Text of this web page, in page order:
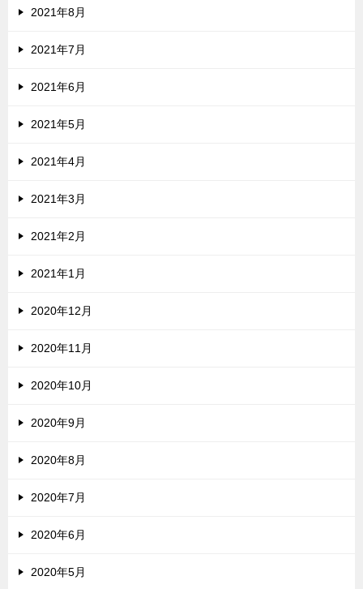
2021年8月
2021年7月
2021年6月
2021年5月
2021年4月
2021年3月
2021年2月
2021年1月
2020年12月
2020年11月
2020年10月
2020年9月
2020年8月
2020年7月
2020年6月
2020年5月